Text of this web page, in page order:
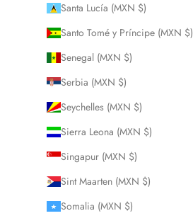
Santa Lucía (MXN $)
Santo Tomé y Príncipe (MXN $)
Senegal (MXN $)
Serbia (MXN $)
Seychelles (MXN $)
Sierra Leona (MXN $)
Singapur (MXN $)
Sint Maarten (MXN $)
Somalia (MXN $)